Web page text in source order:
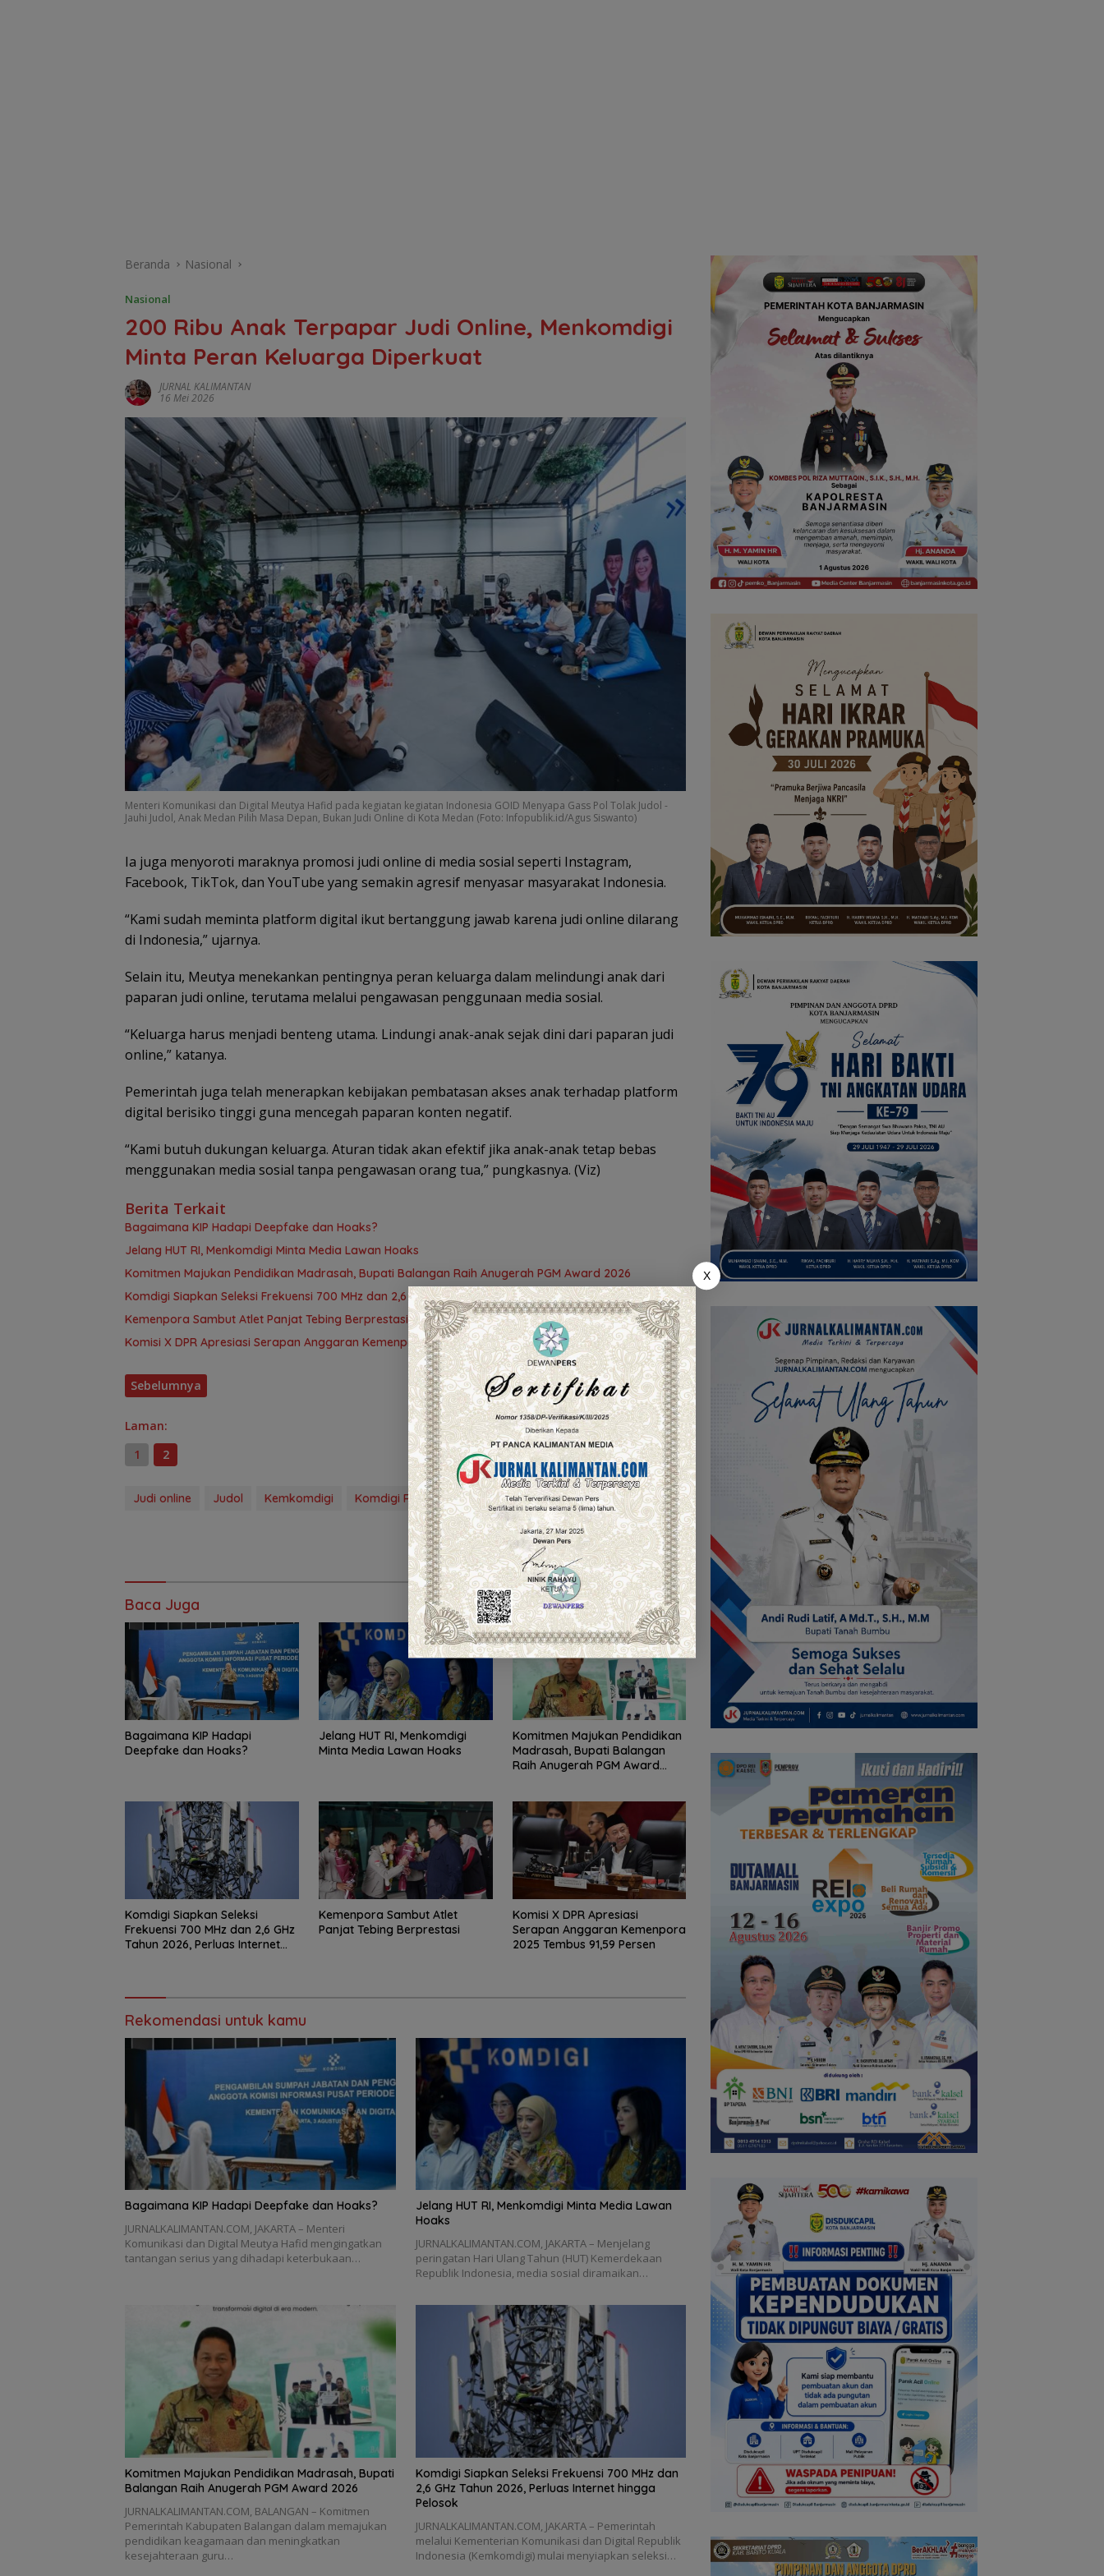
Beranda Nasional
Nasional
200 Ribu Anak Terpapar Judi Online, Menkomdigi
Minta Peran Keluarga Diperkuat
JURNAL KALIMANTAN
16 Mei 2026
Menteri Komunikasi dan Digital Meutya Hafid pada kegiatan kegiatan Indonesia GOID Menyapa Gass Pol Tolak Judol -
Jauhi Judol, Anak Medan Pilih Masa Depan, Bukan Judi Online di Kota Medan (Foto: Infopublik.id/Agus Siswanto)
Ia juga menyoroti maraknya promosi judi online di media sosial seperti Instagram,
Facebook, TikTok, dan YouTube yang semakin agresif menyasar masyarakat Indonesia.
“Kami sudah meminta platform digital ikut bertanggung jawab karena judi online dilarang
di Indonesia,” ujarnya.
Selain itu, Meutya menekankan pentingnya peran keluarga dalam melindungi anak dari
paparan judi online, terutama melalui pengawasan penggunaan media sosial.
“Keluarga harus menjadi benteng utama. Lindungi anak-anak sejak dini dari paparan judi
online,” katanya.
Pemerintah juga telah menerapkan kebijakan pembatasan akses anak terhadap platform
digital berisiko tinggi guna mencegah paparan konten negatif.
“Kami butuh dukungan keluarga. Aturan tidak akan efektif jika anak-anak tetap bebas
menggunakan media sosial tanpa pengawasan orang tua,” pungkasnya. (Viz)
Berita Terkait
Bagaimana KIP Hadapi Deepfake dan Hoaks?
Jelang HUT RI, Menkomdigi Minta Media Lawan Hoaks
Komitmen Majukan Pendidikan Madrasah, Bupati Balangan Raih Anugerah PGM Award 2026
Komdigi Siapkan Seleksi Frekuensi 700 MHz dan 2,6 GHz Tahun 2026, Perluas Internet hingga Pelosok
Kemenpora Sambut Atlet Panjat Tebing Berprestasi
Komisi X DPR Apresiasi Serapan Anggaran Kemenpora 2025 Tembus 91,59 Persen
Sebelumnya
Laman:
1
2
Judi online Judol Kemkomdigi Komdigi RI Meutya hafid
Baca Juga
Bagaimana KIP Hadapi
Deepfake dan Hoaks?
Jelang HUT RI, Menkomdigi
Minta Media Lawan Hoaks
Komitmen Majukan Pendidikan
Madrasah, Bupati Balangan
Raih Anugerah PGM Award
Komdigi Siapkan Seleksi
Frekuensi 700 MHz dan 2,6 GHz
Tahun 2026, Perluas Internet
Kemenpora Sambut Atlet
Panjat Tebing Berprestasi
Komisi X DPR Apresiasi
Serapan Anggaran Kemenpora
2025 Tembus 91,59 Persen
Rekomendasi untuk kamu
Bagaimana KIP Hadapi Deepfake dan Hoaks?
JURNALKALIMANTAN.COM, JAKARTA – Menteri
Komunikasi dan Digital Meutya Hafid mengingatkan
tantangan serius yang dihadapi keterbukaan…
Jelang HUT RI, Menkomdigi Minta Media Lawan
Hoaks
JURNALKALIMANTAN.COM, JAKARTA – Menjelang
peringatan Hari Ulang Tahun (HUT) Kemerdekaan
Republik Indonesia, media sosial diramaikan…
Komitmen Majukan Pendidikan Madrasah, Bupati
Balangan Raih Anugerah PGM Award 2026
JURNALKALIMANTAN.COM, BALANGAN – Komitmen
Pemerintah Kabupaten Balangan dalam memajukan
pendidikan keagamaan dan meningkatkan
kesejahteraan guru…
Komdigi Siapkan Seleksi Frekuensi 700 MHz dan
2,6 GHz Tahun 2026, Perluas Internet hingga
Pelosok
JURNALKALIMANTAN.COM, JAKARTA – Pemerintah
melalui Kementerian Komunikasi dan Digital Republik
Indonesia (Kemkomdigi) mulai menyiapkan seleksi…
X